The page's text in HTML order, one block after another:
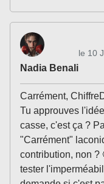
Nadia Benali
le 10
Carrément,
Tu approuves
casse, c'est ça ?
"Carrément"
contribution, non ?
tester